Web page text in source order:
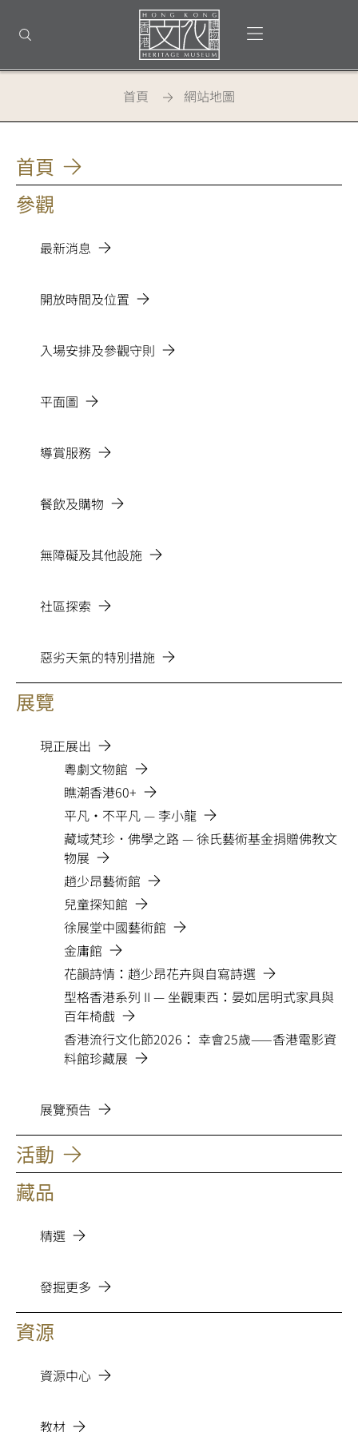
部
打開搜尋
首
頁
打開選單
首頁 網站地圖
首頁
參觀
最新消息
開放時間及位置
入場安排及參觀守則
平面圖
導賞服務
餐飲及購物
無障礙及其他設施
社區探索
惡劣天氣的特別措施
展覽
現正展出
粵劇文物館
瞧潮香港60+
平凡•不平凡 — 李小龍
藏域梵珍．佛學之路 — 徐氏藝術基金捐贈佛教文
物展
趙少昂藝術館
兒童探知館
徐展堂中國藝術館
金庸館
花韻詩情：趙少昂花卉與自寫詩選
型格香港系列 II — 坐觀東西：晏如居明式家具與
百年椅戲
香港流行文化節2026： 幸會25歲——香港電影資
料館珍藏展
展覽預告
活動
藏品
精選
發掘更多
資源
資源中心
教材